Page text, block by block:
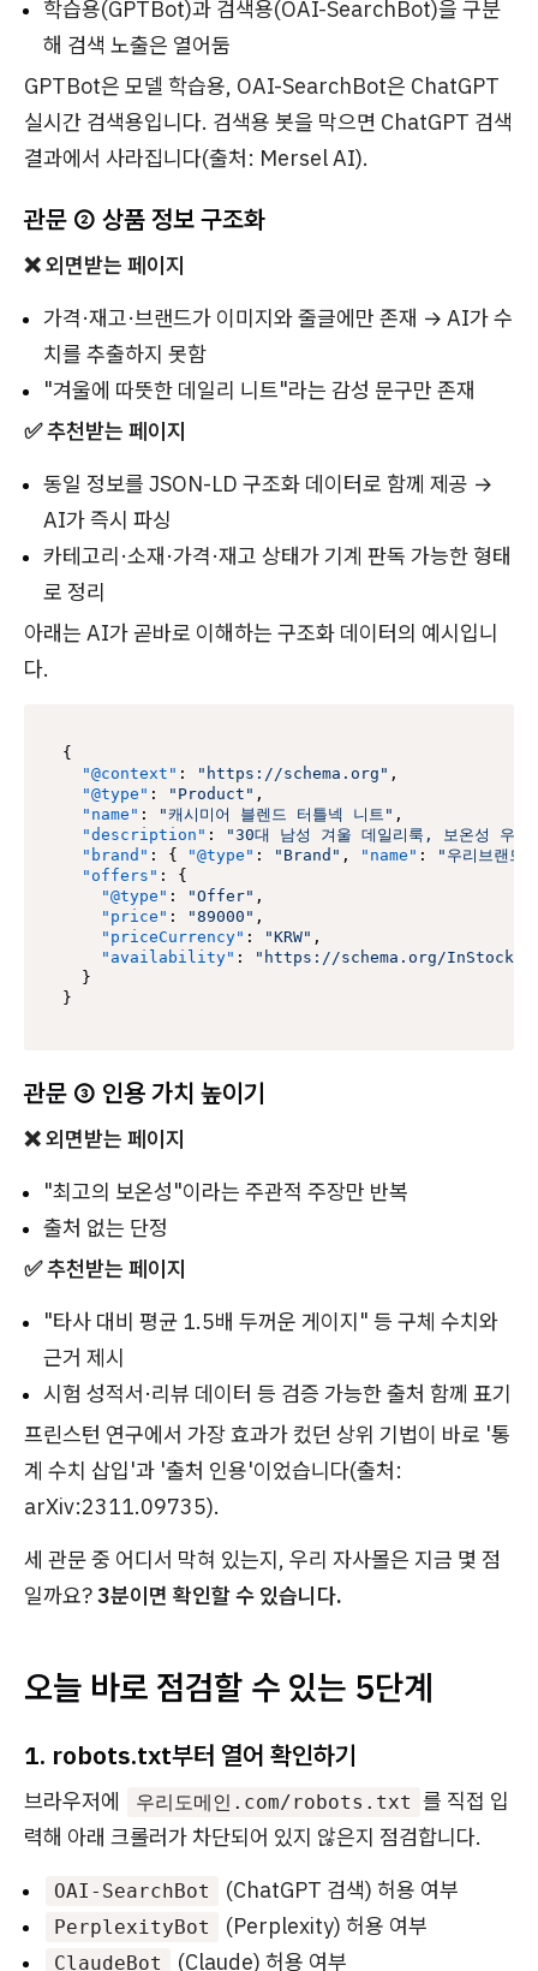
학습용(GPTBot)과 검색용(OAI-SearchBot)을 구분
해 검색 노출은 열어둠
GPTBot은 모델 학습용, OAI-SearchBot은 ChatGPT
실시간 검색용입니다. 검색용 봇을 막으면 ChatGPT 검색
결과에서 사라집니다(출처: Mersel AI).
관문 ② 상품 정보 구조화
❌ 외면받는 페이지
가격·재고·브랜드가 이미지와 줄글에만 존재 → AI가 수
치를 추출하지 못함
"겨울에 따뜻한 데일리 니트"라는 감성 문구만 존재
✅ 추천받는 페이지
동일 정보를 JSON-LD 구조화 데이터로 함께 제공 →
AI가 즉시 파싱
카테고리·소재·가격·재고 상태가 기계 판독 가능한 형태
로 정리
아래는 AI가 곧바로 이해하는 구조화 데이터의 예시입니
다.
{
"@context" : "https://schema.org" ,
"@type" : "Product" ,
"name" : "캐시미어 블렌드 터틀넥 니트" ,
"description" :
"30대 남성 겨울 데일리룩, 보온성 우수
"brand" : { "@type" : "Brand" , "name" :
"우리브랜드"
"offers" :
{
"@type" : "Offer" ,
"price" : "89000" ,
"priceCurrency" : "KRW" ,
"availability" :
"https://schema.org/InStock"
}
}
관문 ③ 인용 가치 높이기
❌ 외면받는 페이지
"최고의 보온성"이라는 주관적 주장만 반복
출처 없는 단정
✅ 추천받는 페이지
"타사 대비 평균 1.5배 두꺼운 게이지" 등 구체 수치와
근거 제시
시험 성적서·리뷰 데이터 등 검증 가능한 출처 함께 표기
프린스턴 연구에서 가장 효과가 컸던 상위 기법이 바로 '통
계 수치 삽입'과 '출처 인용'이었습니다(출처:
arXiv:2311.09735).
세 관문 중 어디서 막혀 있는지, 우리 자사몰은 지금 몇 점
일까요?3분이면 확인할 수 있습니다.
오늘 바로 점검할 수 있는 5단계
1. robots.txt부터 열어 확인하기
브라우저에 우리도메인.com/robots.txt 를 직접 입
력해 아래 크롤러가 차단되어 있지 않은지 점검합니다.
OAI-SearchBot (ChatGPT 검색) 허용 여부
PerplexityBot (Perplexity) 허용 여부
ClaudeBot (Claude) 허용 여부